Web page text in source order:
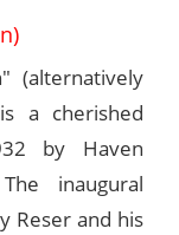
(alternatively
a cherished
by Haven
inaugural
Reser and his